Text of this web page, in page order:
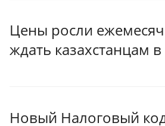
Цены росли
ждать казахстанцам
Новый Налоговый